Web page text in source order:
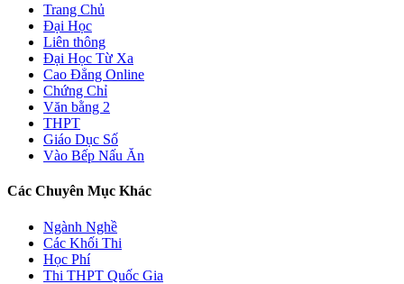
Trang Chủ
Đại Học
Liên thông
Đại Học Từ Xa
Cao Đẳng Online
Chứng Chỉ
Văn bằng 2
THPT
Giáo Dục Số
Vào Bếp Nấu Ăn
Các Chuyên Mục Khác
Ngành Nghề
Các Khối Thi
Học Phí
Thi THPT Quốc Gia